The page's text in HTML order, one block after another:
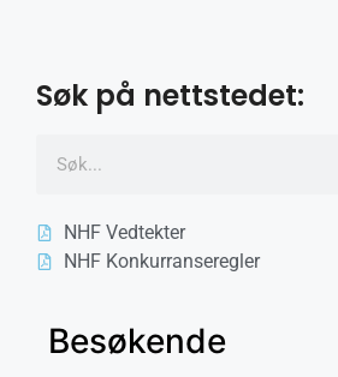
Søk på nettstedet:
NHF Vedtekter
NHF Konkurranseregler
Besøkende